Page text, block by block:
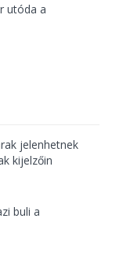
utóda a
jelenhetnek
kijelzőin
buli a